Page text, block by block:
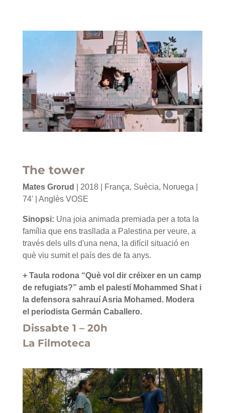
The tower
Mates Grorud
| 2018 | França, Suècia, Noruega |
74' | Anglès VOSE
Sinopsi: Una joia animada premiada per a tota la
família que ens trasllada a Palestina per veure, a
través dels ulls d'una nena, la difícil situació en
què viu sumit el país des de fa anys.
+ Taula rodona “Què vol dir créixer en un camp
de refugiats?” amb el palestí Mohammed Shat i
la defensora sahrauí Asria Mohamed. Modera
el periodista Germán Caballero.
Dissabte 1 – 20h
La Filmoteca